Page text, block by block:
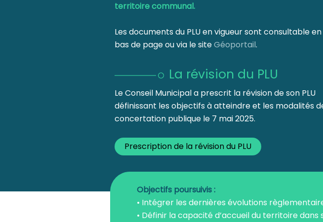
territoire communal.
Les documents du PLU en vigueur sont consultable en
bas de page ou via le siteGéoportail.
La révision du PLU
Le Conseil Municipal a prescrit la révision de son PLU
définissant les objectifs à atteindre et les modalités
concertation publique le 7 mai 2025.
Prescription de la révision du PLU
Objectifs poursuivis :
• Intégrer les dernières évolutions
• Définir la capacité d’accueil du territoire